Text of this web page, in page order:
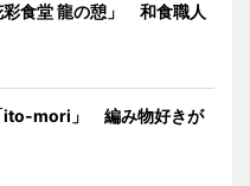
彩食堂 龍の憩」 和食職人
ito-mori」 編み物好きが